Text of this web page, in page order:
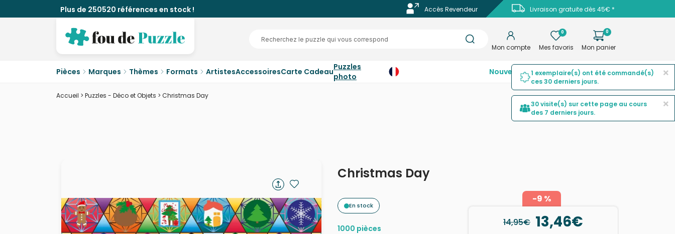
Plus de 250520 références en stock ! Livraison gratuite dès 45€ *
Accès Revendeur
Mon compte
0
Mes favoris
0
Mon panier
Pièces Marques Thèmes Formats ArtistesAccessoiresCarte CadeauPuzzles
photo
Nouveautés Top ventesPromotions
Accueil > Puzzles - Déco et Objets > Christmas Day
Christmas Day
En stock
1000 pièces
-9 %
14,95€ 13,46€
×
1 exemplaire(s) ont été commandé(s)
ces 30 derniers jours.
×
30 visite(s) sur cette page au cours
des 7 derniers jours.